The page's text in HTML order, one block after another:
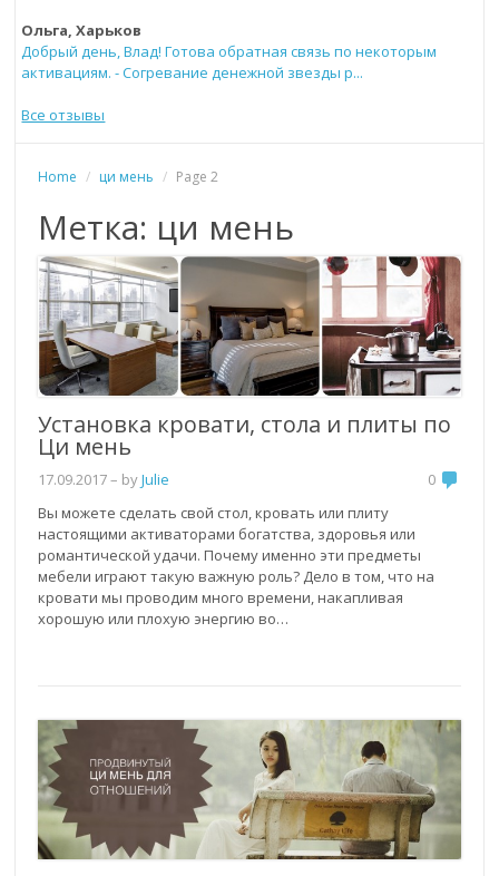
Ольга, Харьков
Добрый день, Влад! Готова обратная связь по некоторым
активациям. - Согревание денежной звезды р...
Все отзывы
Home / ци мень / Page 2
Метка: ци мень
Установка кровати, стола и плиты по
Ци мень
17.09.2017– byJulie
0
Вы можете сделать свой стол, кровать или плиту
настоящими активаторами богатства, здоровья или
романтической удачи. Почему именно эти предметы
мебели играют такую важную роль? Дело в том, что на
кровати мы проводим много времени, накапливая
хорошую или плохую энергию во…